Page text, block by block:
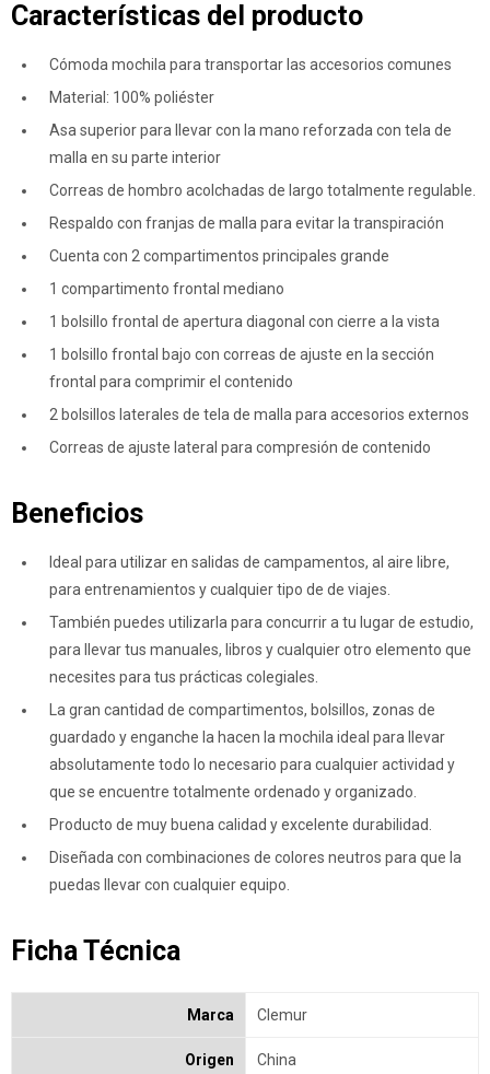
Características del producto
Cómoda mochila para transportar las accesorios comunes
Material: 100% poliéster
Asa superior para llevar con la mano reforzada con tela de
malla en su parte interior
Correas de hombro acolchadas de largo totalmente regulable.
Respaldo con franjas de malla para evitar la transpiración
Cuenta con 2 compartimentos principales grande
1 compartimento frontal mediano
1 bolsillo frontal de apertura diagonal con cierre a la vista
1 bolsillo frontal bajo con correas de ajuste en la sección
frontal para comprimir el contenido
2 bolsillos laterales de tela de malla para accesorios externos
Correas de ajuste lateral para compresión de contenido
Beneficios
Ideal para utilizar en salidas de campamentos, al aire libre,
para entrenamientos y cualquier tipo de de viajes.
También puedes utilizarla para concurrir a tu lugar de estudio,
para llevar tus manuales, libros y cualquier otro elemento que
necesites para tus prácticas colegiales.
La gran cantidad de compartimentos, bolsillos, zonas de
guardado y enganche la hacen la mochila ideal para llevar
absolutamente todo lo necesario para cualquier actividad y
que se encuentre totalmente ordenado y organizado.
Producto de muy buena calidad y excelente durabilidad.
Diseñada con combinaciones de colores neutros para que la
puedas llevar con cualquier equipo.
Ficha Técnica
Marca Clemur
Origen China